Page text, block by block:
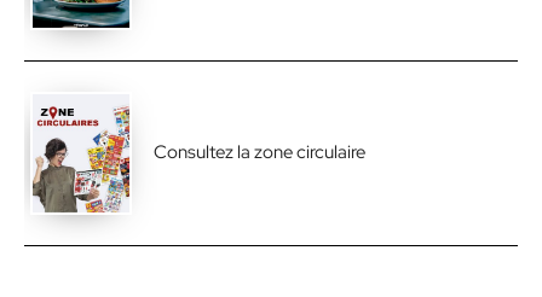
Consultez la zone circulaire